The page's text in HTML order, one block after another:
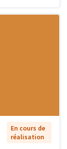
En cours de
réalisation